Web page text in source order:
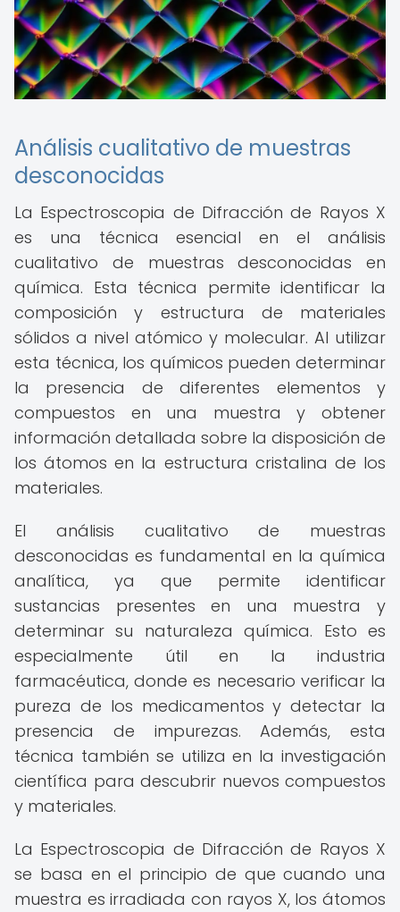
Análisis cualitativo de muestras
desconocidas
La Espectroscopia de Difracción de Rayos X
es una técnica esencial en el análisis
cualitativo de muestras desconocidas en
química. Esta técnica permite identificar la
composición y estructura de materiales
sólidos a nivel atómico y molecular. Al utilizar
esta técnica, los químicos pueden determinar
la presencia de diferentes elementos y
compuestos en una muestra y obtener
información detallada sobre la disposición de
los átomos en la estructura cristalina de los
materiales.
El análisis cualitativo de muestras
desconocidas es fundamental en la química
analítica, ya que permite identificar
sustancias presentes en una muestra y
determinar su naturaleza química. Esto es
especialmente útil en la industria
farmacéutica, donde es necesario verificar la
pureza de los medicamentos y detectar la
presencia de impurezas. Además, esta
técnica también se utiliza en la investigación
científica para descubrir nuevos compuestos
y materiales.
La Espectroscopia de Difracción de Rayos X
se basa en el principio de que cuando una
muestra es irradiada con rayos X, los átomos